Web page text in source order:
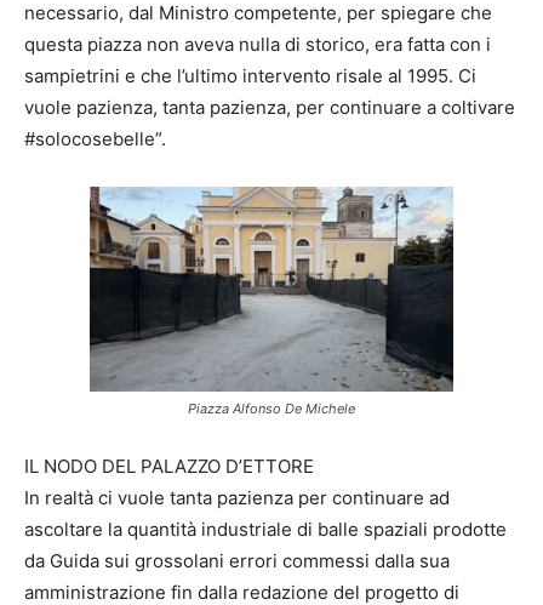
necessario, dal Ministro competente, per spiegare che
questa piazza non aveva nulla di storico, era fatta con i
sampietrini e che l’ultimo intervento risale al 1995. Ci
vuole pazienza, tanta pazienza, per continuare a coltivare
#solocosebelle”.
Piazza Alfonso De Michele
IL NODO DEL PALAZZO D’ETTORE
In realtà ci vuole tanta pazienza per continuare ad
ascoltare la quantità industriale di balle spaziali prodotte
da Guida sui grossolani errori commessi dalla sua
amministrazione fin dalla redazione del progetto di